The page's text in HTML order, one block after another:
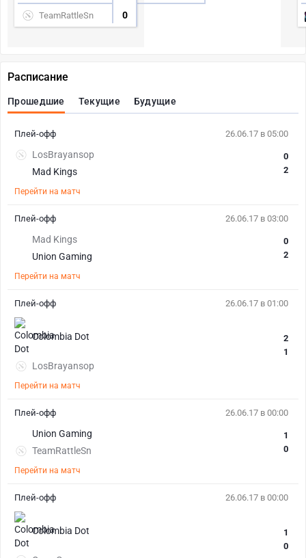
TeamRattleSn 0
Расписание
Прошедшие Текущие Будущие
26.06.17 в 05:00
LosBrayansop
Mad Kings
0
2
Перейти на матч
Плей-офф
26.06.17 в 03:00
Mad Kings
Union Gaming
0
2
Перейти на матч
Плей-офф
26.06.17 в 01:00
Colombia Dot
LosBrayansop
2
1
Перейти на матч
Плей-офф
26.06.17 в 00:00
Union Gaming
TeamRattleSn
1
0
Перейти на матч
Плей-офф
26.06.17 в 00:00
Colombia Dot
1
0
Плей-офф